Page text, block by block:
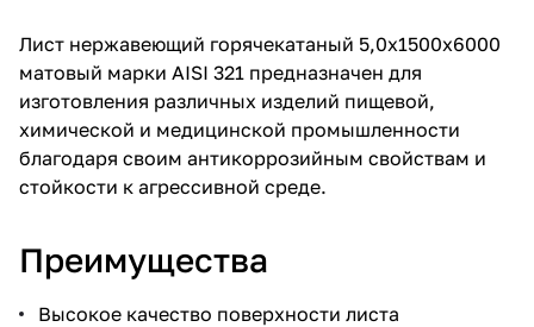
Лист нержавеющий горячекатаный 5,0х1500х6000
матовый марки AISI 321 предназначен для
изготовления различных изделий пищевой,
химической и медицинской промышленности
благодаря своим антикоррозийным свойствам и
стойкости к агрессивной среде.
Преимущества
Высокое качество поверхности листа